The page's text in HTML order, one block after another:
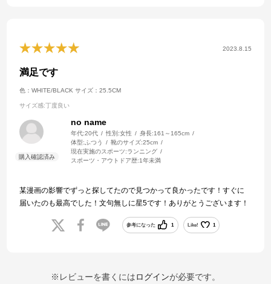
2023.8.15
満足です
色：WHITE/BLACK サイズ：25.5CM
サイズ感:丁度良い
no name
年代:20代 性別:女性 身長:161～165cm
体型:ふつう 靴のサイズ:25cm
現在実施のスポーツ:ランニング
スポーツ・アウトドア歴:1年未満
某漫画の影響でずっと探してたので見つかって良かったです！すぐに
届いたのも最高でした！文句無しに星5です！ありがとうございます！
参考になった 1 Like! 1
※レビューを書くにはログインが必要です。